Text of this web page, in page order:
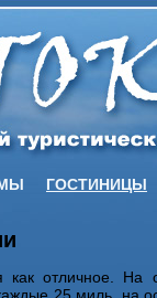
ГОСТИНИЦЫ
отличное. На
25 миль, на